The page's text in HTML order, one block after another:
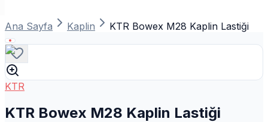
Ana Sayfa Kaplin KTR Bowex M28 Kaplin Lastiği
KTR
KTR Bowex M28 Kaplin Lastiği